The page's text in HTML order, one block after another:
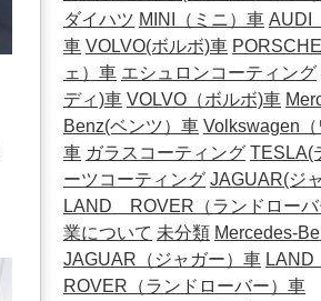
ダイハツ MINI（ミニ）車 AUDI
車 VOLVO(ボルボ)車
ェ）車 エシュロンコーティング
ディ)車 VOLVO（ボルボ)車
Benz(ベンツ）車 Volkswagen（
車 ガラスコーティング TESLA(
ーツコーティング JAGUAR(ジ
LAND ROVER（ランドローバ
業について 未分類 Mercedes-
JAGUAR（ジャガー）車
ROVER（ランドローバー）車